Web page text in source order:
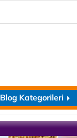
Blog Kategorileri